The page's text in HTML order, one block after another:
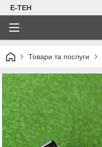
Е-ТЕН
Товари та послуги